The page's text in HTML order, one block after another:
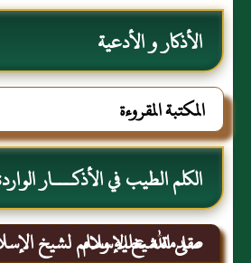
الأذكار و الأدعية
المكتبة المقروءة
الكلم الطيب في الأذكـــار
صلى الله عليه وسلم لشيخ
مقدمة شيخ الإسلام